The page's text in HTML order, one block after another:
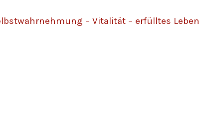
– Vitalität – erfülltes Leben